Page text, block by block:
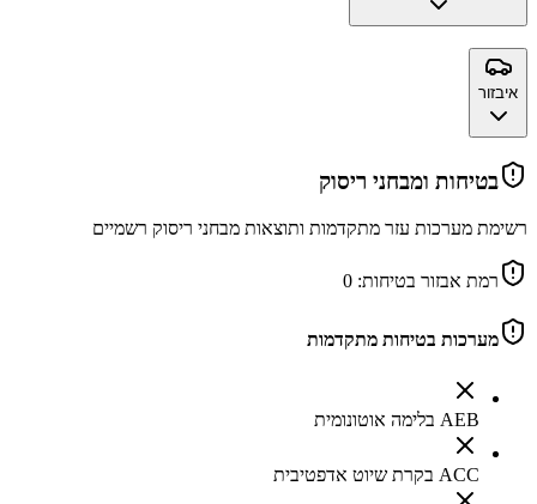
איבזור
בטיחות ומבחני ריסוק
רשימת מערכות עזר מתקדמות ותוצאות מבחני ריסוק רשמיים
רמת אבזור בטיחות: 0
מערכות בטיחות מתקדמות
AEB בלימה אוטונומית
ACC בקרת שיוט אדפטיבית